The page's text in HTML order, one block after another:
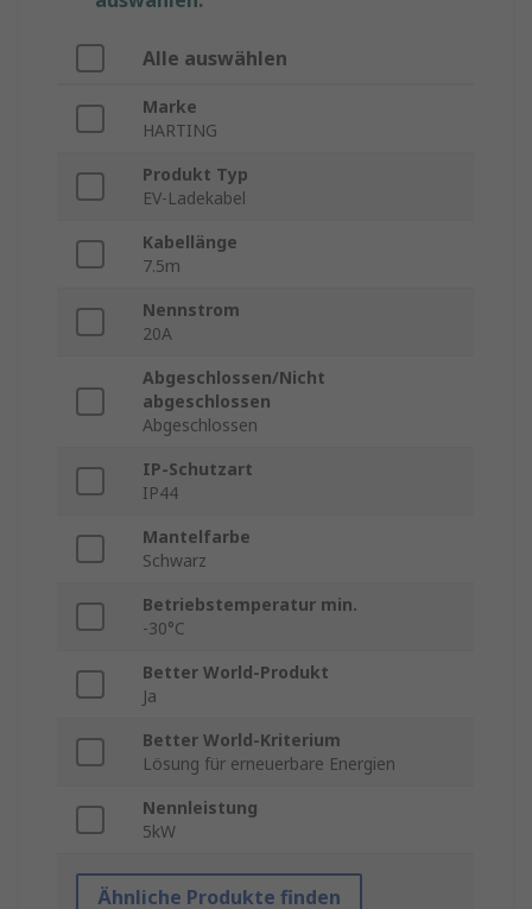
Alle auswählen
Marke
HARTING
Produkt Typ
EV-Ladekabel
Kabellänge
7.5m
Nennstrom
20A
Abgeschlossen/Nicht
abgeschlossen
Abgeschlossen
IP-Schutzart
IP44
Mantelfarbe
Schwarz
Betriebstemperatur min.
-30°C
Better World-Produkt
Ja
Better World-Kriterium
Lösung für erneuerbare Energien
Nennleistung
5kW
Ähnliche Produkte finden